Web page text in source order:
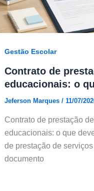
Gestão Escolar
Contrato de
educacionais: o
Jeferson Marques/11/07/
Contrato de prestação
educacionais: o que
de prestação de
documento